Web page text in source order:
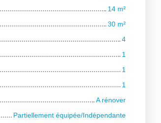
14 m²
30 m²
4
1
1
1
A rénover
Partiellement équipée/Indépendante